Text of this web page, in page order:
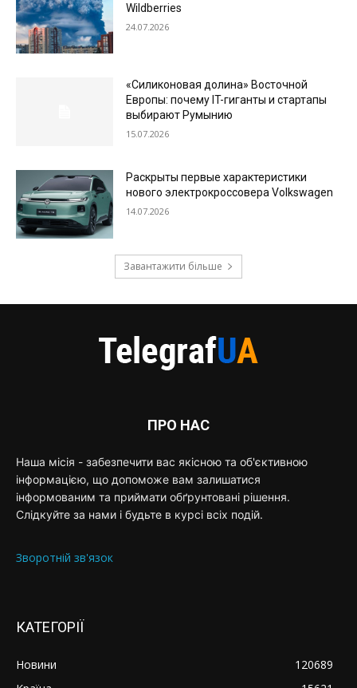
Wildberries
24.07.2026
«Силиконовая долина» Восточной
Европы: почему IT-гиганты и стартапы
выбирают Румынию
15.07.2026
Раскрыты первые характеристики
нового электрокроссовера Volkswagen
14.07.2026
Завантажити більше
ПРО НАС
Наша місія - забезпечити вас якісною та об'єктивною
інформацією, що допоможе вам залишатися
інформованим та приймати обґрунтовані рішення.
Слідкуйте за нами і будьте в курсі всіх подій.
Зворотній зв'язок
КАТЕГОРІЇ
Новини
120689